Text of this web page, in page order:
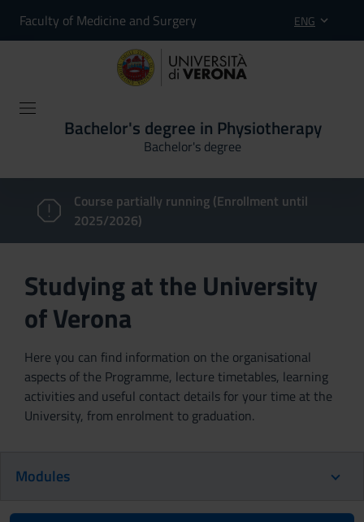
Faculty of Medicine and Surgery ENG
Bachelor's degree in Physiotherapy
Bachelor's degree
Course partially running (Enrollment until
2025/2026)
Studying at the University
of Verona
Here you can find information on the organisational
aspects of the Programme, lecture timetables, learning
activities and useful contact details for your time at the
University, from enrolment to graduation.
Modules